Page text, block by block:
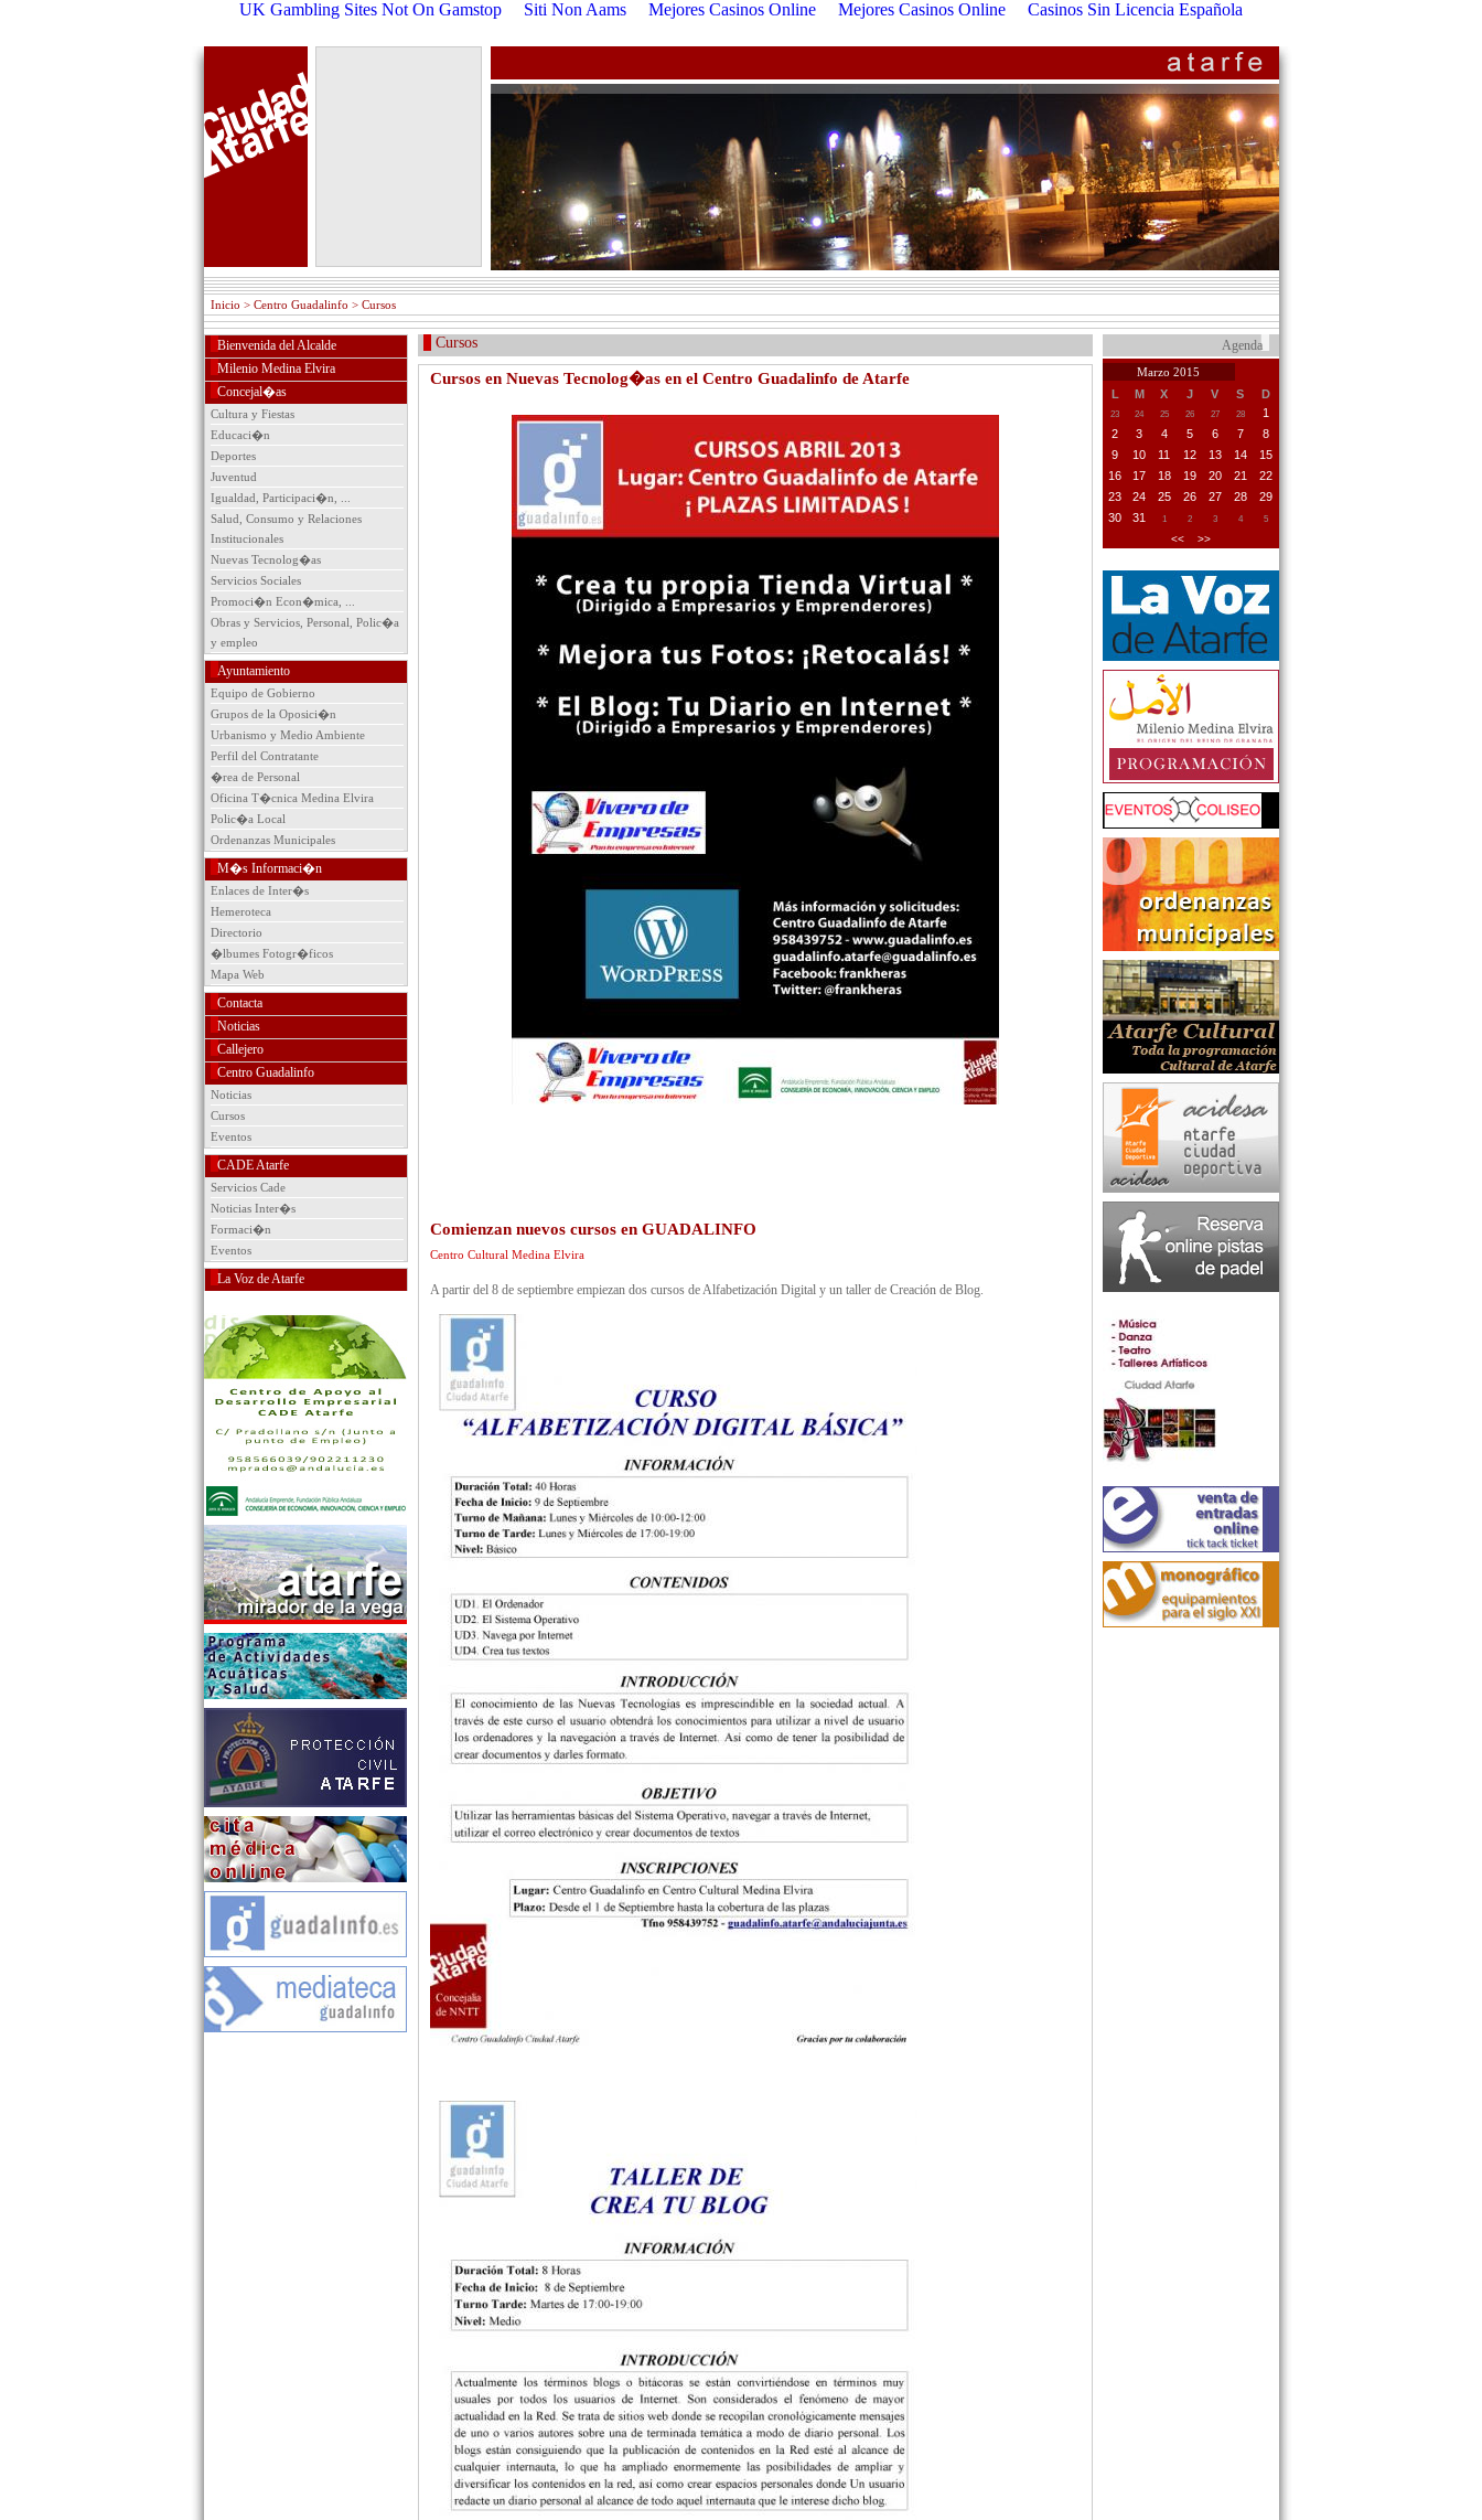
UK Gambling Sites Not On Gamstop Siti Non Aams Mejores Casinos Online Mejores Casinos Online Casinos Sin Licencia Española
Inicio > Centro Guadalinfo > Cursos
Bienvenida del Alcalde
Milenio Medina Elvira
Concejal�as
Cultura y Fiestas
Educaci�n
Deportes
Juventud
Igualdad, Participaci�n, ...
Salud, Consumo y Relaciones
Institucionales
Nuevas Tecnolog�as
Servicios Sociales
Promoci�n Econ�mica, ...
Obras y Servicios, Personal, Polic�a
y empleo
Ayuntamiento
Equipo de Gobierno
Grupos de la Oposici�n
Urbanismo y Medio Ambiente
Perfil del Contratante
�rea de Personal
Oficina T�cnica Medina Elvira
Polic�a Local
Ordenanzas Municipales
M�s Informaci�n
Enlaces de Inter�s
Hemeroteca
Directorio
�lbumes Fotogr�ficos
Mapa Web
Contacta
Noticias
Callejero
Centro Guadalinfo
Noticias
Cursos
Eventos
CADE Atarfe
Servicios Cade
Noticias Inter�s
Formaci�n
Eventos
La Voz de Atarfe
Cursos
Cursos en Nuevas Tecnolog�as en el Centro Guadalinfo de Atarfe
Comienzan nuevos cursos en GUADALINFO
Centro Cultural Medina Elvira
A partir del 8 de septiembre empiezan dos cursos de Alfabetización Digital y un taller de Creación de Blog.
Agenda
Marzo 2015
L
M X J V S D
23 24 25 26 27 28
1
2
3 4 5 6 7
8
9
10 11 12 13 14
15
16
17 18 19 20 21
22
23
24 25 26 27 28
29
30
31 1 2 3 4 5
<< >>